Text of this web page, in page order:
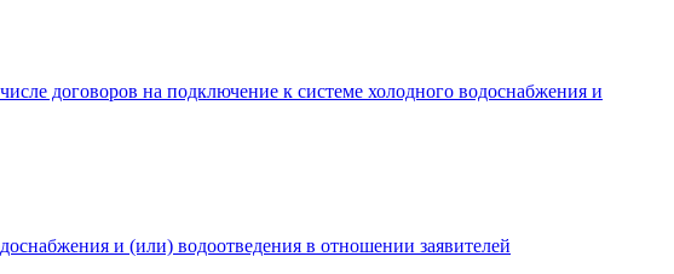
договоров на подключение к системе холодного водоснабжения и
и (или) водоотведения в отношении заявителей